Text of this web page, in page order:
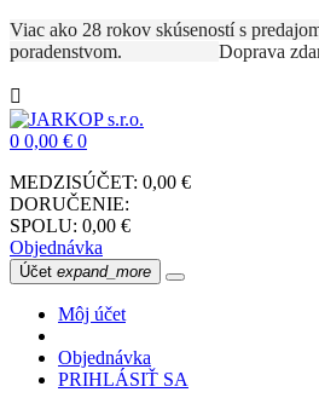
Viac ako 28 rokov skúseností s
poradenstvom. Doprava

0 0,00 € 0
MEDZISÚČET: 0,00 €
DORUČENIE:
SPOLU: 0,00 €
Objednávka
Účet expand_more
Môj účet
Objednávka
PRIHLÁSIŤ SA